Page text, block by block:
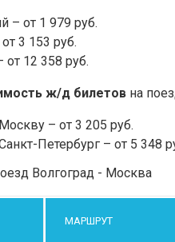
– от 1 979 руб.
3 153 руб.
12 358 руб.
ж/д билетов на
– от 3 205 руб.
Петербург – от 5 348
Волгоград - Москва
МАРШРУТ